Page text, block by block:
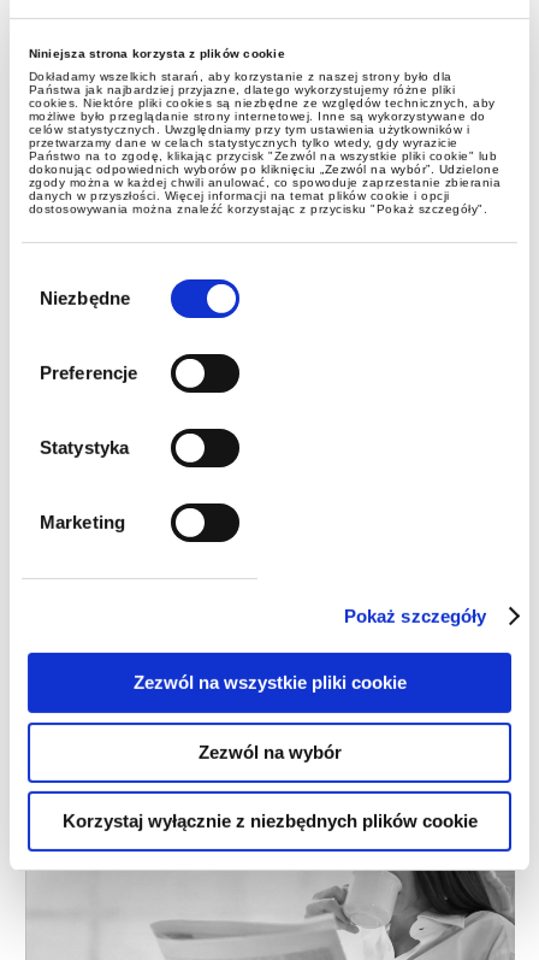
Niniejsza strona korzysta z plików cookie
Dokładamy wszelkich starań, aby korzystanie z naszej strony było dla
Państwa jak najbardziej przyjazne, dlatego wykorzystujemy różne pliki
cookies. Niektóre pliki cookies są niezbędne ze względów technicznych, aby
możliwe było przeglądanie strony internetowej. Inne są wykorzystywane do
celów statystycznych. Uwzględniamy przy tym ustawienia użytkowników i
przetwarzamy dane w celach statystycznych tylko wtedy, gdy wyrazicie
Państwo na to zgodę, klikając przycisk "Zezwól na wszystkie pliki cookie" lub
dokonując odpowiednich wyborów po kliknięciu „Zezwól na wybór”. Udzielone
zgody można w każdej chwili anulować, co spowoduje zaprzestanie zbierania
danych w przyszłości. Więcej informacji na temat plików cookie i opcji
dostosowywania można znaleźć korzystając z przycisku "Pokaż szczegóły".
zgody
Niezbędne
Preferencje
Statystyka
Marketing
Pokaż szczegóły
Zezwól na wszystkie pliki cookie
Zezwól na wybór
Korzystaj wyłącznie z niezbędnych plików cookie
aktualności
Wady dokumentacji projektowej i
PFU a odpowiedzialność stron
Alert | Nowe progi unijne w PZP